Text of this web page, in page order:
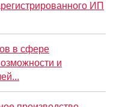
ИП
в сфере
и